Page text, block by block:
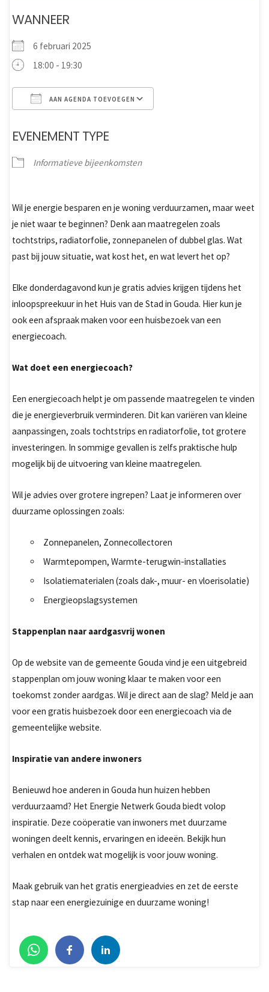
WANNEER
6 februari 2025
18:00 - 19:30
AAN AGENDA TOEVOEGEN
EVENEMENT TYPE
Informatieve bijeenkomsten
Wil je energie besparen en je woning verduurzamen, maar weet
je niet waar te beginnen? Denk aan maatregelen zoals
tochtstrips, radiatorfolie, zonnepanelen of dubbel glas. Wat
past bij jouw situatie, wat kost het, en wat levert het op?
Elke donderdagavond kun je gratis advies krijgen tijdens het
inloopspreekuur in het Huis van de Stad in Gouda. Hier kun je
ook een afspraak maken voor een huisbezoek van een
energiecoach.
Wat doet een energiecoach?
Een energiecoach helpt je om passende maatregelen te vinden
die je energieverbruik verminderen. Dit kan variëren van kleine
aanpassingen, zoals tochtstrips en radiatorfolie, tot grotere
investeringen. In sommige gevallen is zelfs praktische hulp
mogelijk bij de uitvoering van kleine maatregelen.
Wil je advies over grotere ingrepen? Laat je informeren over
duurzame oplossingen zoals:
Zonnepanelen, Zonnecollectoren
Warmtepompen, Warmte-terugwin-installaties
Isolatiematerialen (zoals dak-, muur- en vloerisolatie)
Energieopslagsystemen
Stappenplan naar aardgasvrij wonen
Op de website van de gemeente Gouda vind je een uitgebreid
stappenplan om jouw woning klaar te maken voor een
toekomst zonder aardgas. Wil je direct aan de slag? Meld je aan
voor een gratis huisbezoek door een energiecoach via de
gemeentelijke website.
Inspiratie van andere inwoners
Benieuwd hoe anderen in Gouda hun huizen hebben
verduurzaamd? Het Energie Netwerk Gouda biedt volop
inspiratie. Deze coöperatie van inwoners met duurzame
woningen deelt kennis, ervaringen en ideeën. Bekijk hun
verhalen en ontdek wat mogelijk is voor jouw woning.
Maak gebruik van het gratis energieadvies en zet de eerste
stap naar een energiezuinige en duurzame woning!